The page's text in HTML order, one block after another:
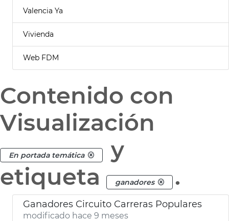
Valencia Ya
Vivienda
Web FDM
Contenido con
Visualización
En portada temática
y
etiqueta
ganadores .
Ganadores Circuito Carreras Populares
modificado hace 9 meses